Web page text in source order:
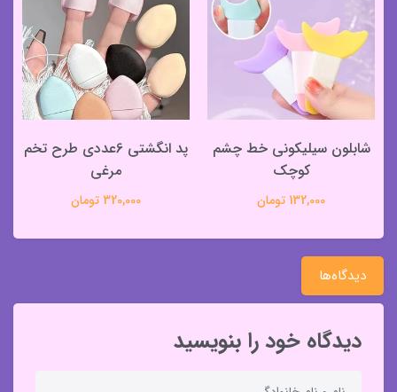
شابلون سیلیکونی خط چشم
کوچک
132,000 تومان
پد انگشتی 6عددی طرح تخم
مرغی
320,000 تومان
دیدگاه‌ها
دیدگاه خود را بنویسید